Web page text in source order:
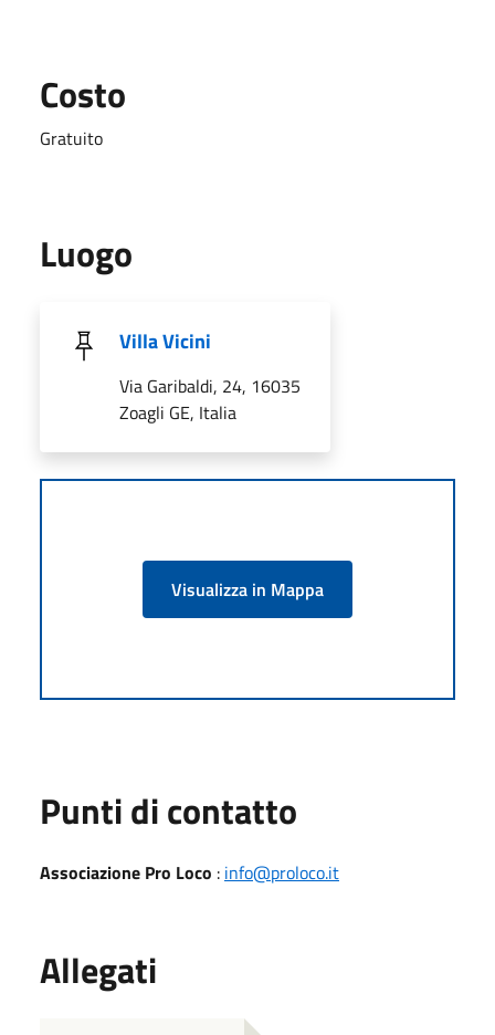
Costo
Gratuito
Luogo
Villa Vicini
Via Garibaldi, 24, 16035
Zoagli GE, Italia
Visualizza in Mappa
Punti di contatto
Associazione Pro Loco : info@proloco.it
Allegati